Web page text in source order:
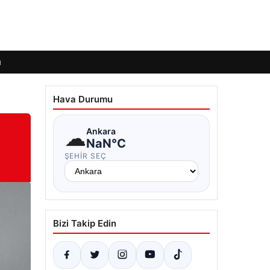
Hava Durumu
☁Ankara
NaN°C
ŞEHIR SEÇ
Bizi Takip Edin